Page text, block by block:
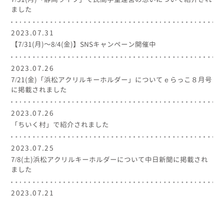
ました
2023.07.31
【7/31(月)～8/4(金)】SNSキャンペーン開催中
2023.07.26
7/21(金)「浜松アクリルキーホルダー」についてｅらっこ８月号
に掲載されました
2023.07.26
「ちいく村」で紹介されました
2023.07.25
7/8(土)浜松アクリルキーホルダーについて中日新聞に掲載され
ました
2023.07.21